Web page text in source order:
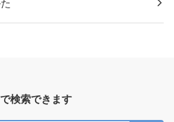
検索できます